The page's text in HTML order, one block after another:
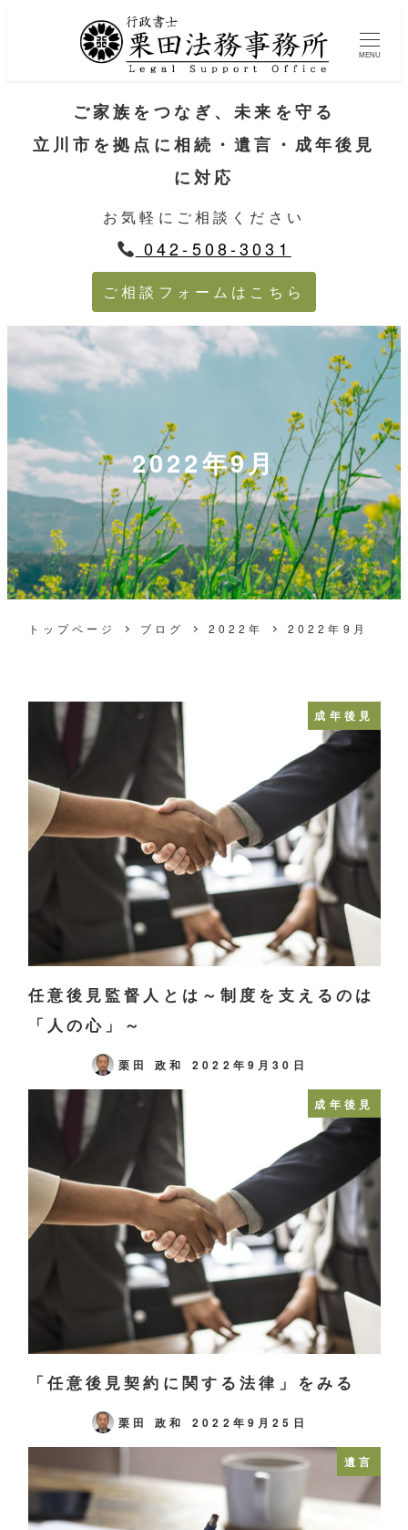
MENU
ご家族をつなぎ、未来を守る
立川市を拠点に相続・遺言・成年後見
に対応
お気軽にご相談ください
042-508-3031
ご相談フォームはこちら
2022年9月
トップページ ブログ 2022年 2022年9月
成年後見
任意後見監督人とは～制度を支えるのは
「人の心」～
栗田 政和 2022年9月30日
成年後見
「任意後見契約に関する法律」をみる
栗田 政和 2022年9月25日
遺言